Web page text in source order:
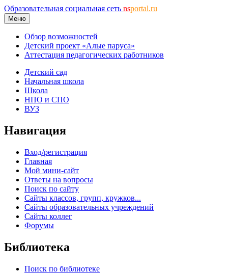
Образовательная социальная сеть nsportal.ru
Меню
Обзор возможностей
Детский проект «Алые паруса»
Аттестация педагогических работников
Детский сад
Начальная школа
Школа
НПО и СПО
ВУЗ
Навигация
Вход/регистрация
Главная
Мой мини-сайт
Ответы на вопросы
Поиск по сайту
Сайты классов, групп, кружков...
Сайты образовательных учреждений
Сайты коллег
Форумы
Библиотека
Поиск по библиотеке